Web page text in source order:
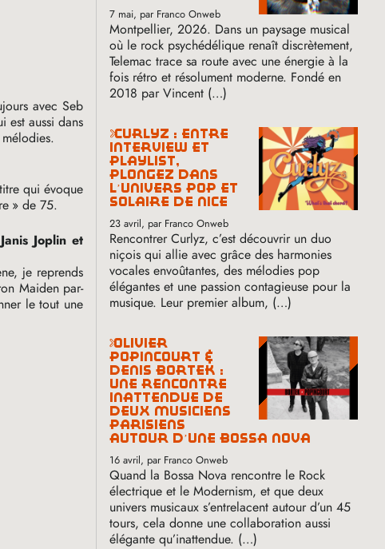
avec Seb
est aussi dans
qui évoque
» de 75.
Joplin et
je reprends
Maiden par-
le tout une
7 mai, par Franco Onweb
Montpellier, 2026. Dans un paysage musical
où le rock psychédélique renaît discrètement,
Telemac trace sa route avec une énergie à la
fois rétro et résolument moderne. Fondé en
2018 par Vincent (…)
curlyz : entre
interview et
playlist,
plongez dans
l’univers pop et
solaire de nice
23 avril, par Franco Onweb
Rencontrer Curlyz, c’est découvrir un duo
niçois qui allie avec grâce des harmonies
vocales envoûtantes, des mélodies pop
élégantes et une passion contagieuse pour la
musique. Leur premier album, (…)
olivier
popincourt &
denis bortek :
une rencontre
inattendue de
deux musiciens
parisiens
autour d’une bossa nova
16 avril, par Franco Onweb
Quand la Bossa Nova rencontre le Rock
électrique et le Modernism, et que deux
univers musicaux s’entrelacent autour d’un 45
tours, cela donne une collaboration aussi
élégante qu’inattendue. (…)